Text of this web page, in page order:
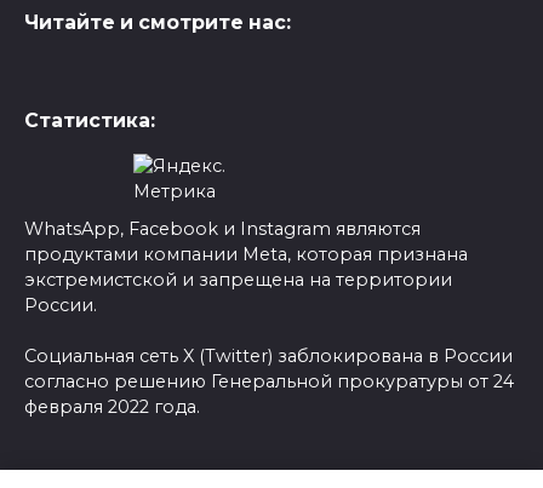
Читайте и смотрите нас:
Статистика:
WhatsApp, Facebook и Instagram являются
продуктами компании Meta, которая признана
экстремистской и запрещена на территории
России.
Социальная сеть X (Twitter) заблокирована в России
согласно решению Генеральной прокуратуры от 24
февраля 2022 года.